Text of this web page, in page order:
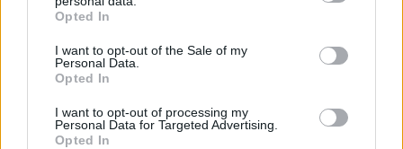
Opted In
I want to opt-out of the Sale of my
Personal Data.
Opted In
I want to opt-out of processing my
Personal Data for Targeted Advertising.
Opted In
regisztrációhoz kötött.
Az előfizetés a következőket tartalmazza:
Portfolio.hu teljes cikkarchívum
Kötéslisták: BÉT elmúlt 2 év napon belüli
kötéslistái